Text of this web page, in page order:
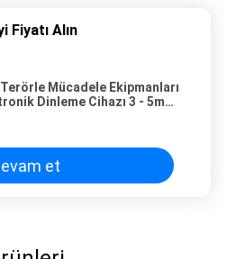
Fiyatı Alın
Terörle Mücadele Ekipmanları
Dinleme Cihazı 3 - 5m
et